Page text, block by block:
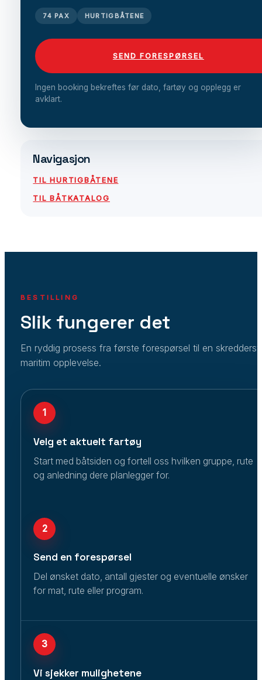
74 PAX HURTIGBÅTENE
SEND FORESPØRSEL
Ingen booking bekreftes før dato, fartøy og opplegg er
avklart.
Navigasjon
TIL HURTIGBÅTENE
TIL BÅTKATALOG
BESTILLING
Slik fungerer det
En ryddig prosess fra første forespørsel til en
maritim opplevelse.
1
Velg et aktuelt fartøy
Start med båtsiden og fortell oss hvilken gruppe, rute
og anledning dere planlegger for.
2
Send en forespørsel
Del ønsket dato, antall gjester og eventuelle ønsker
for mat, rute eller program.
3
Vi sjekker mulighetene